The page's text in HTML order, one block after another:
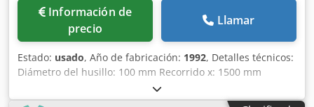
avería eléctrica y requiere reparación.
Información de
precio
Llamar
Estado: usado, Año de fabricación: 1992, Detalles técnicos:
Diámetro del husillo: 100 mm Recorrido x: 1500 mm
recorrido y: 1450 mm eje z: 930 mm eje w: 506 mm Eje B
(mesa): 360 ° Control del programa: HdH TNC 407